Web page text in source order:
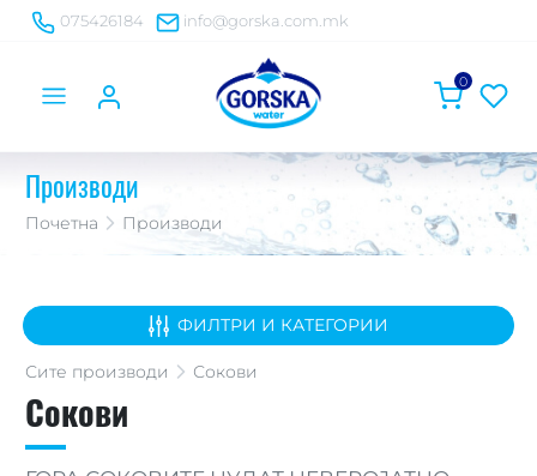
075426184 info@gorska.com.mk
0
Производи
Почетна Производи
ФИЛТРИ И КАТЕГОРИИ
Сите производи Сокови
Сокови